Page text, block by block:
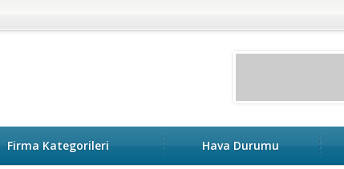
Firma Kategorileri Hava Durumu